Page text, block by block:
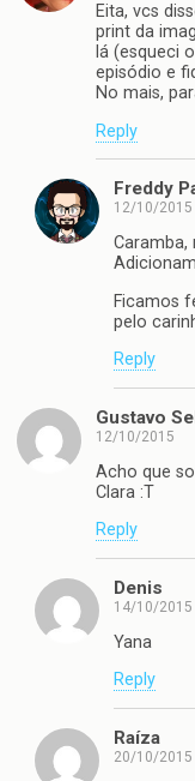
Eita, vcs
print da
lá (esqueci
episódio e
No mais,
Reply
Freddy
12/10/2015
Caramba,
Ficamos
pelo
Reply
Gustavo
12/10/2015
Acho que
Clara :T
Reply
Denis
14/10/2015
Yana
Reply
Raíza
20/10/2015